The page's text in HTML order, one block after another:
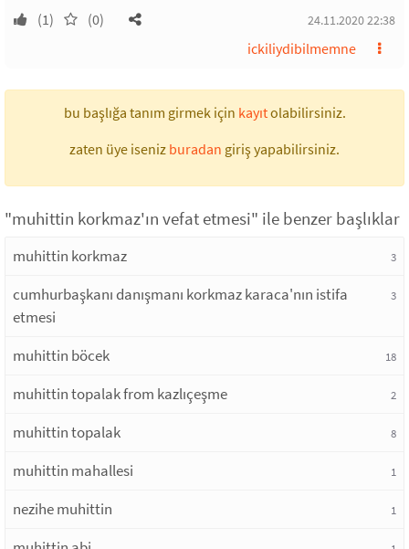
(1) (0) 24.11.2020 22:38
ickiliydibilmemne
bu başlığa tanım girmek için kayıtolabilirsiniz.
zaten üye iseniz buradan giriş yapabilirsiniz.
"muhittin korkmaz'ın vefat etmesi" ile benzer başlıklar
muhittin korkmaz 3
cumhurbaşkanı danışmanı korkmaz karaca'nın istifa
etmesi
3
muhittin böcek 18
muhittin topalak from kazlıçeşme 2
muhittin topalak 8
muhittin mahallesi 1
nezihe muhittin 1